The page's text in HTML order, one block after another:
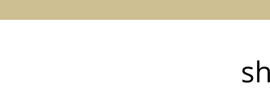
direct